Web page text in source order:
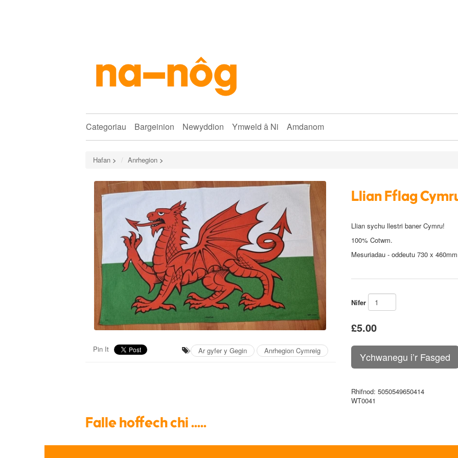
Categoriau Bargeinion Newyddion Ymweld â Ni Amdanom
Hafan > Anrhegion >
Pin It Ar gyfer y Gegin Anrhegion Cymreig
Llian Fflag
Llian sychu llestri baner Cymru!
100% Cotwm.
Mesuriadau - oddeutu 730 x
Nifer
£5.00
Rhifnod: 5050549650414
WT0041
Falle hoffech chi .....